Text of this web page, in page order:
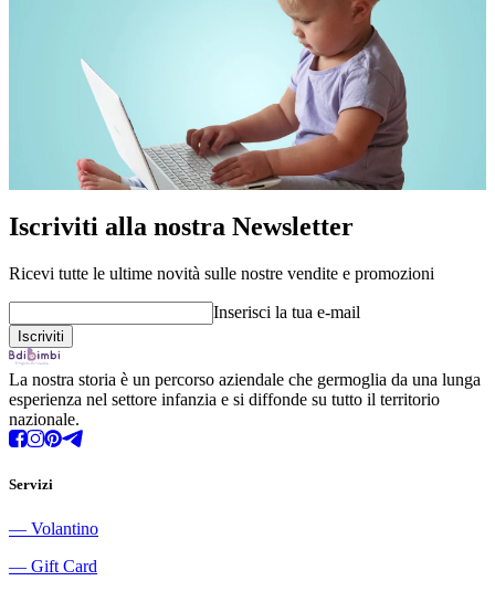
Iscriviti alla nostra Newsletter
Ricevi tutte le ultime novità sulle nostre vendite e promozioni
Inserisci la tua e-mail
La nostra storia è un percorso aziendale che germoglia da una lunga
esperienza nel settore infanzia e si diffonde su tutto il territorio
nazionale.
Servizi
― Volantino
― Gift Card